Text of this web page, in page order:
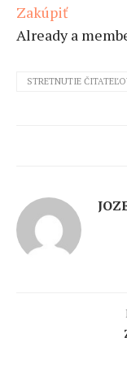
Zakúpiť
Already a
STRETNUTIE